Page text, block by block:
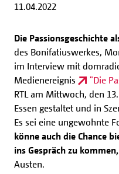
11.04.2022
Die Passionsgeschichte
des Bonifatiuswerkes,
im Interview mit
Medienereignis
"Die
RTL am Mittwoch, den
Essen gestaltet und in
Es sei eine ungewohnte
könne auch die Chance
ins Gespräch zu kommen,
Austen.